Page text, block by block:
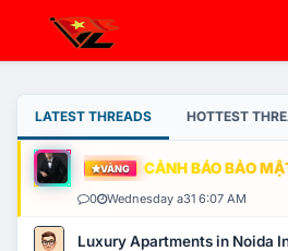
LATEST THREADS HOTTEST
VÀNG CẢNH BÁO BẢO
0 Wednesday a31 6:07 AM
Luxury Apartments in Noida